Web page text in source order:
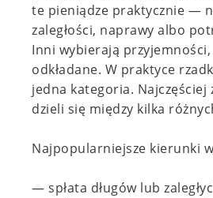
te pieniądze praktycznie —
zaległości, naprawy albo
Inni wybierają przyjemności,
odkładane. W praktyce
jedna kategoria.
dzieli się między kilka
Najpopularniejsze kierunki
— spłata długów lub